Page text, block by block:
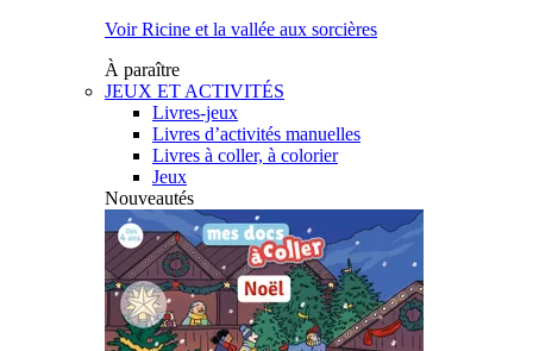
Voir Ricine et la vallée aux sorcières
À paraître
JEUX ET ACTIVITÉS
Livres-jeux
Livres d’activités manuelles
Livres à coller, à colorier
Jeux
Nouveautés